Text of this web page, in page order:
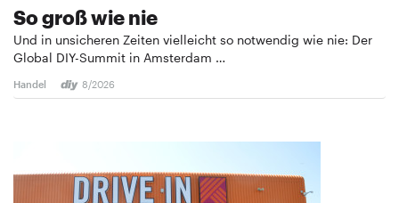
So groß wie nie
Und in unsicheren Zeiten vielleicht so notwendig wie nie: Der
Global DIY-Summit in Amsterdam …
Handel 8/2026